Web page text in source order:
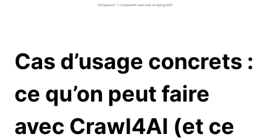
Cas d’usage concrets :
ce qu’on peut faire
avec Crawl4AI (et ce